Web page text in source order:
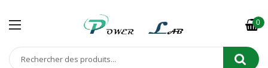
0